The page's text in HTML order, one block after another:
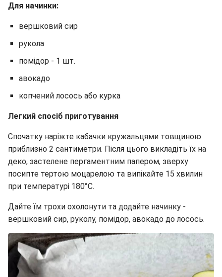
Для начинки:
вершковий сир
рукола
помідор - 1 шт.
авокадо
копчений лосось або курка
Легкий спосіб приготування
Спочатку наріжте кабачки кружальцями товщиною
приблизно 2 сантиметри. Після цього викладіть їх на
деко, застелене пергаментним папером, зверху
посипте тертою моцарелою та випікайте 15 хвилин
при температурі 180°C.
Дайте їм трохи охолонути та додайте начинку -
вершковий сир, руколу, помідор, авокадо до лосось.